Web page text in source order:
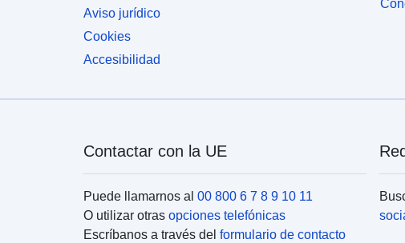
Aviso jurídico
Cookies
Accesibilidad
Contactar con la UE
Puede llamarnos al 00 800 6 7 8 9 10 11
O utilizar otras opciones telefónicas
Escríbanos a través del formulario de contacto